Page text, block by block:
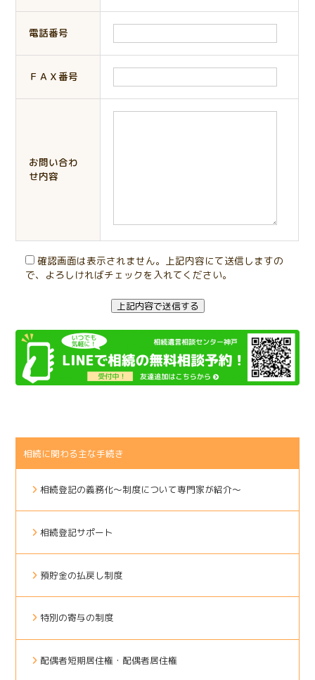
電話番号
ＦＡＸ番号
お問い合わ
せ内容
確認画面は表示されません。上記内容にて送信しますの
で、よろしければチェックを入れてください。
相続に関わる主な手続き
相続登記の義務化～制度について専門家が紹介～
相続登記サポート
預貯金の払戻し制度
特別の寄与の制度
配偶者短期居住権・配偶者居住権